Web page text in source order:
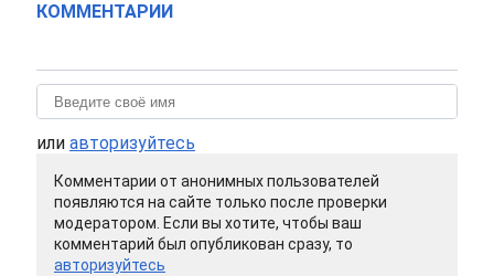
КОММЕНТАРИИ
или авторизуйтесь
Комментарии от анонимных пользователей
появляются на сайте только после проверки
модератором. Если вы хотите, чтобы ваш
комментарий был опубликован сразу, то
авторизуйтесь